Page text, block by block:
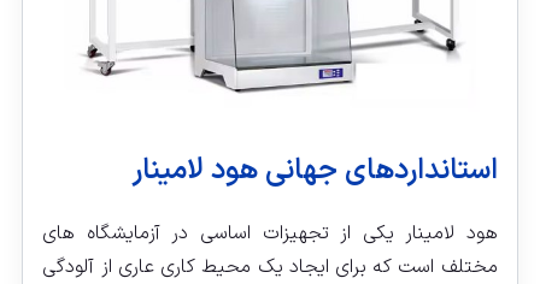
استانداردهای جهانی هود لامینار
هود لامینار یکی از تجهیزات اساسی در آزمایشگاه‌ های
مختلف است که برای ایجاد یک محیط کاری عاری از آلودگی